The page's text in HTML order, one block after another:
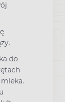
do